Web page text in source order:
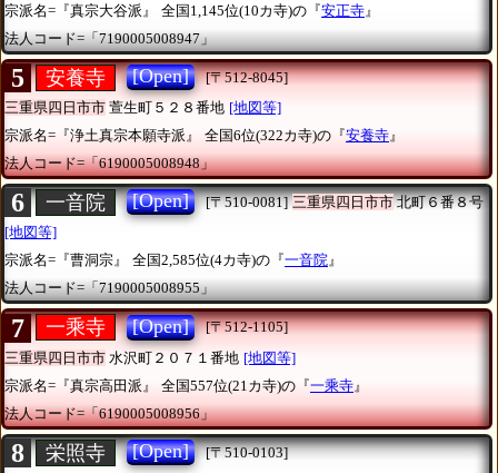
宗派名=『真宗大谷派』
全国1,145位(10カ寺)の『安正寺 』
法人コード=「7190005008947」
5 安養寺 [Open]
[〒512-8045]
三重県四日市市 萱生町５２８番地 [地図等]
宗派名=『浄土真宗本願寺派』
全国6位(322カ寺)の『安養寺』
法人コード=「6190005008948」
6 一音院 [Open] [〒510-0081] 三重県四日市市北町６番８号
[地図等]
宗派名=『曹洞宗』
全国2,585位(4カ寺)の『一音院』
法人コード=「7190005008955」
7 一乘寺 [Open]
[〒512-1105]
三重県四日市市 水沢町２０７１番地 [地図等]
宗派名=『真宗高田派』
全国557位(21カ寺)の『一乘寺 』
法人コード=「6190005008956」
8 栄照寺 [Open]
[〒510-0103]